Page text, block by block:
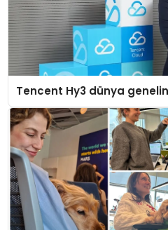
Tencent Hy3 dünya